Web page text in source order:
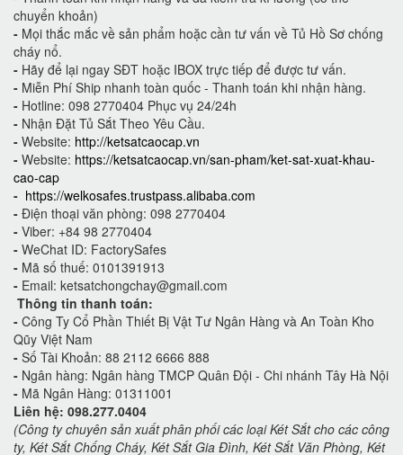
chuyển khoản)
- Mọi thắc mắc về sản phẩm hoặc cần tư vấn về Tủ Hồ Sơ chống
cháy nổ.
- Hãy để lại ngay SĐT hoặc IBOX trực tiếp để được tư vấn.
- Miễn Phí Ship nhanh toàn quốc - Thanh toán khi nhận hàng.
- Hotline: 098 2770404 Phục vụ 24/24h
- Nhận Đặt Tủ Sắt Theo Yêu Cầu.
- Website: http://ketsatcaocap.vn
- Website: https://ketsatcaocap.vn/san-pham/ket-sat-xuat-khau-
cao-cap
- https://welkosafes.trustpass.alibaba.com
- Điện thoại văn phòng: 098 2770404
- Viber: +84 98 2770404
- WeChat ID: FactorySafes
- Mã số thuế: 0101391913
- Email: ketsatchongchay@gmail.com
Thông tin thanh toán:
- Công Ty Cổ Phần Thiết Bị Vật Tư Ngân Hàng và An Toàn Kho
Qũy Việt Nam
- Số Tài Khoản: 88 2112 6666 888
- Ngân hàng: Ngân hàng TMCP Quân Đội - Chi nhánh Tây Hà Nội
- Mã Ngân Hàng: 01311001
Liên hệ: 098.277.0404
(Công ty chuyên sản xuất phân phối các loại Két Sắt cho các công
ty, Két Sắt Chống Cháy, Két Sắt Gia Đình, Két Sắt Văn Phòng, Két